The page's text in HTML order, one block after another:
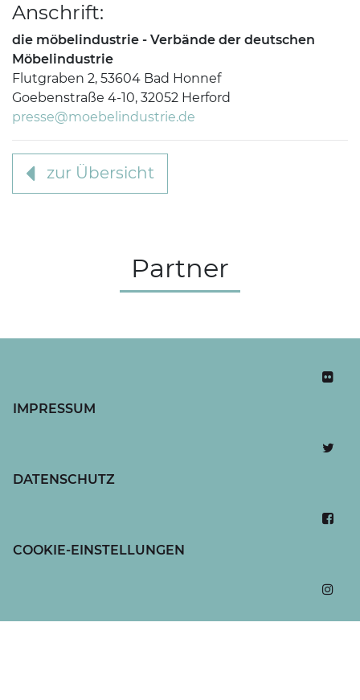
Anschrift:
die möbelindustrie - Verbände der deutschen
Möbelindustrie
Flutgraben 2, 53604 Bad Honnef
Goebenstraße 4-10, 32052 Herford
presse@moebelindustrie.de
zur Übersicht
Partner
IMPRESSUM
DATENSCHUTZ
COOKIE-EINSTELLUNGEN